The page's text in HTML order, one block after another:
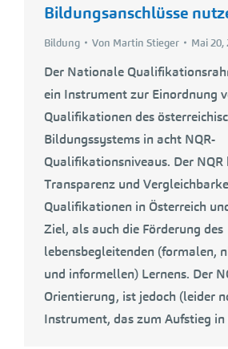
Bildungsanschlüsse
Bildung Von Martin Stieger Mai 20,
Der Nationale
ein Instrument zur Einordnung
Qualifikationen des
Bildungssystems in acht NQR-
Qualifikationsniveaus. Der
Transparenz und
Qualifikationen in Österreich
Ziel, als auch die Förderung des
lebensbegleitenden (formalen,
und informellen) Lernens. Der
Orientierung, ist jedoch (leider
Instrument, das zum Aufstieg